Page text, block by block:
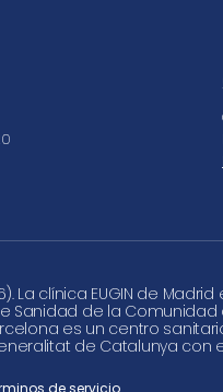
La clínica EUGIN de
Sanidad de la
es un centro
de Catalunya con
de servicio